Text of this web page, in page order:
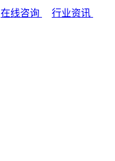
在线咨询
行业资讯